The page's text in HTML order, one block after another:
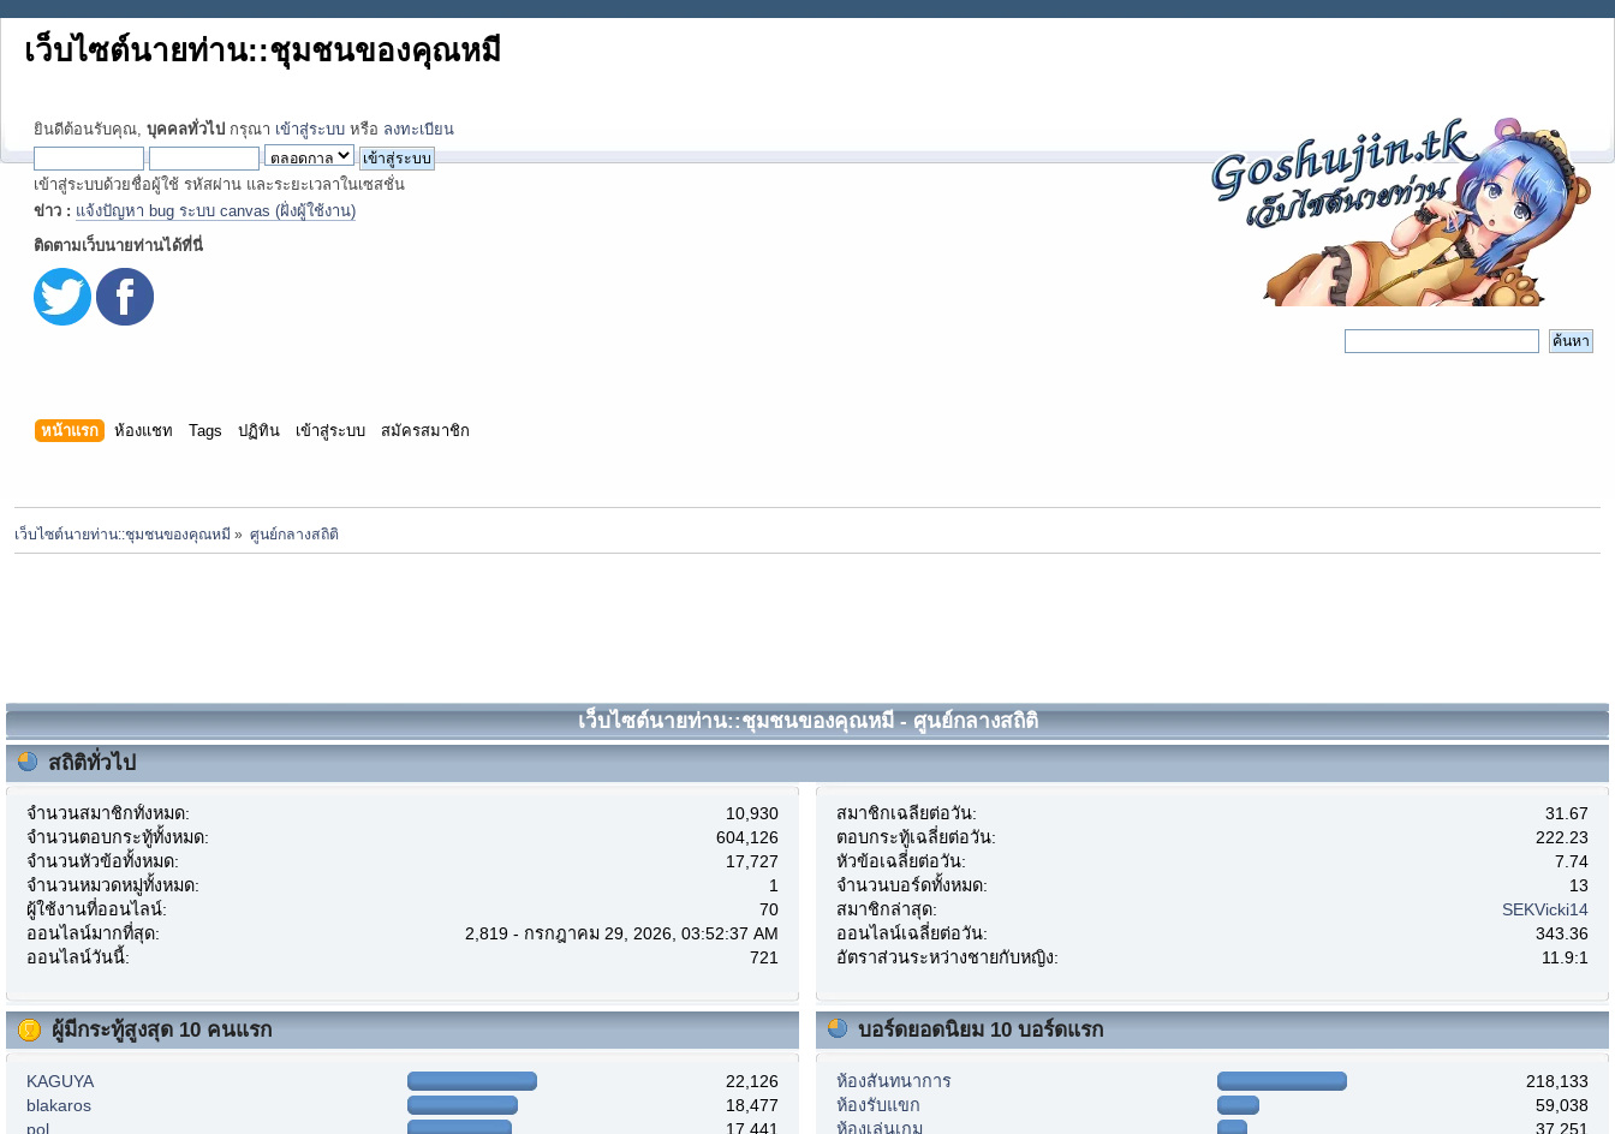
เว็บไซต์นายท่าน::ชุมชนของคุณหมี
ยินดีต้อนรับคุณ, บุคคลทั่วไป กรุณา เข้าสู่ระบบ หรือ ลงทะเบียน
เข้าสู่ระบบด้วยชื่อผู้ใช้ รหัสผ่าน และระยะเวลาในเซสชั่น
ข่าว : แจ้งปัญหา bug ระบบ canvas (ฝั่งผู้ใช้งาน)
ติดตามเว็บนายท่านได้ที่นี่
หน้าแรก ห้องแชท Tags ปฏิทิน เข้าสู่ระบบ สมัครสมาชิก
เว็บไซต์นายท่าน::ชุมชนของคุณหมี » ศูนย์กลางสถิติ
เว็บไซต์นายท่าน::ชุมชนของคุณหมี - ศูนย์กลางสถิติ
สถิติทั่วไป
จำนวนสมาชิกทั้งหมด:
10,930
จำนวนตอบกระทู้ทั้งหมด:
604,126
จำนวนหัวข้อทั้งหมด:
17,727
จำนวนหมวดหมู่ทั้งหมด:
1
ผู้ใช้งานที่ออนไลน์:
70
ออนไลน์มากที่สุด:
2,819 - กรกฎาคม 29, 2026, 03:52:37 AM
ออนไลน์วันนี้:
721
สมาชิกเฉลี่ยต่อวัน:
31.67
ตอบกระทู้เฉลี่ยต่อวัน:
222.23
หัวข้อเฉลี่ยต่อวัน:
7.74
จำนวนบอร์ดทั้งหมด:
13
สมาชิกล่าสุด:
SEKVicki14
ออนไลน์เฉลี่ยต่อวัน:
343.36
อัตราส่วนระหว่างชายกับหญิง:
11.9:1
ผู้มีกระทู้สูงสุด 10 คนแรก
KAGUYA
22,126
blakaros
18,477
pol
17,441
บอร์ดยอดนิยม 10 บอร์ดแรก
ห้องสันทนาการ
218,133
ห้องรับแขก
59,038
ห้องเล่นเกม
37,251